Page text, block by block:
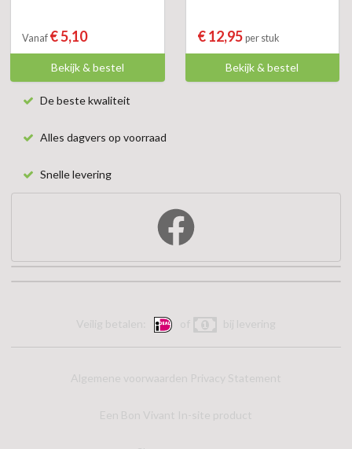
Vanaf € 5,10
Bekijk & bestel
€ 12,95 per stuk
Bekijk & bestel
De beste kwaliteit
Alles dagvers op voorraad
Snelle levering
Veilig betalen: of bij levering
Algemene voorwaarden Privacy Statement
Een Bon Vivant In-site product